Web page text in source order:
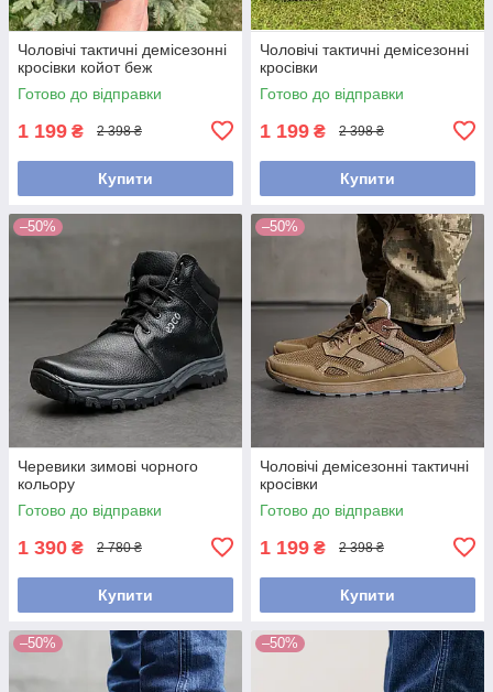
Чоловічі тактичні демісезонні
кросівки койот беж
Готово до відправки
1 199 ₴ 2 398 ₴
Купити
Чоловічі тактичні демісезонні
кросівки
Готово до відправки
1 199 ₴ 2 398 ₴
Купити
–50%
Черевики зимові чорного
кольору
Готово до відправки
1 390 ₴ 2 780 ₴
Купити
–50%
Чоловічі демісезонні тактичні
кросівки
Готово до відправки
1 199 ₴ 2 398 ₴
Купити
–50% –50%